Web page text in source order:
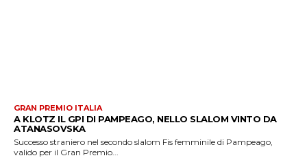
GRAN PREMIO ITALIA
A KLOTZ IL GPI DI PAMPEAGO, NELLO SLALOM VINTO DA
ATANASOVSKA
Successo straniero nel secondo slalom Fis femminile di Pampeago,
valido per il Gran Premio...